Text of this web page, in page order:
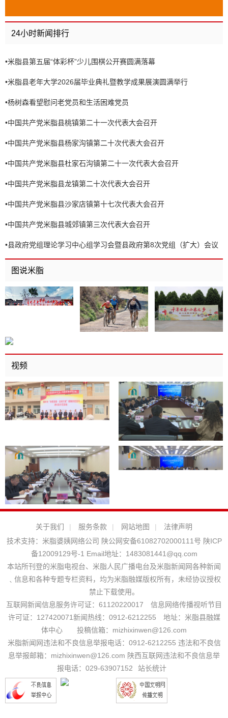
24小时新闻排行
•米脂县第五届“体彩杯”少儿围棋公开赛圆满落幕
•米脂县老年大学2026届毕业典礼暨教学成果展演圆满举行
•杨树森看望慰问老党员和生活困难党员
•中国共产党米脂县桃镇第二十一次代表大会召开
•中国共产党米脂县杨家沟镇第二十次代表大会召开
•中国共产党米脂县杜家石沟镇第二十一次代表大会召开
•中国共产党米脂县龙镇第二十次代表大会召开
•中国共产党米脂县沙家店镇第十七次代表大会召开
•中国共产党米脂县城郊镇第三次代表大会召开
•县政府党组理论学习中心组学习会暨县政府第8次党组（扩大）会议
召开
图说米脂
视频
关于我们 | 服务条款 | 网站地图 |
法律声明
技术支持： 米脂婆姨网络公司 陕公网安备61082702000111号 陕ICP
备12009129号-1 Email地址： 1483081441@qq.com
本站所刊登的米脂电视台、米脂人民广播电台及米脂新闻网各种新闻
﹑信息和各种专题专栏资料，均为米脂融媒版权所有，未经协议授权
禁止下载使用。
互联网新闻信息服务许可证：61120220017 信息网络传播视听节目
许可证：127420071新闻热线：0912-6212255 地址：米脂县融媒
体中心 投稿信箱：mizhixinwen@126.com
米脂新闻网违法和不良信息举报电话：0912-6212255 违法和不良信
息举报邮箱：mizhixinwen@126.com 陕西互联网违法和不良信息举
报电话：029-63907152
站长统计